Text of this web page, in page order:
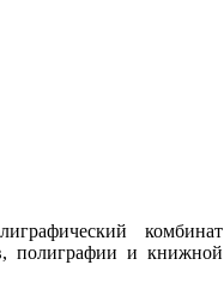
комбинат
полиграфии и книжной